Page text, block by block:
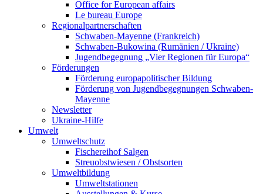
Office for European affairs
Le bureau Europe
Regionalpartnerschaften
Schwaben-Mayenne (Frankreich)
Schwaben-Bukowina (Rumänien / Ukraine)
Jugendbegegnung „Vier Regionen für Europa“
Förderungen
Förderung europapolitischer Bildung
Förderung von Jugendbegegnungen Schwaben-
Mayenne
Newsletter
Ukraine-Hilfe
Umwelt
Umweltschutz
Fischereihof Salgen
Streuobstwiesen / Obstsorten
Umweltbildung
Umweltstationen